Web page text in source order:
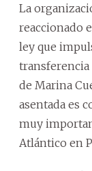
La
reaccionado
ley que
transferencia
de Marina
asentada es
muy
Atlántico en